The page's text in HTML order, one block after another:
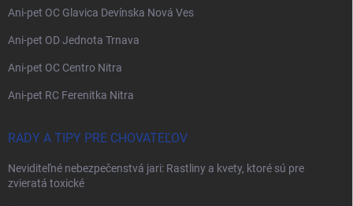
Ani-pet OC Glavica Devínska Nová Ves
Ani-pet OD Jednota Trnava
Ani-pet OC Centro Nitra
Ani-pet RC Ferenitka Nitra
RADY A TIPY PRE CHOVATEĽOV
Neviditeľné nebezpečenstvá jari: Rastliny a kvety, ktoré sú pre
zvieratá toxické